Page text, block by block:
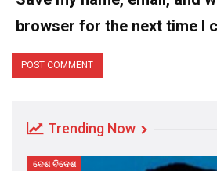
browser for the next time I
Trending Now
ଦେଶ ବିଦେଶ